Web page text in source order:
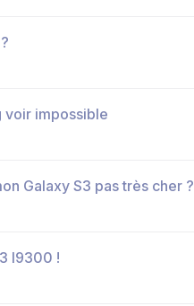
voir impossible
Galaxy S3 pas très cher ?
I9300 !